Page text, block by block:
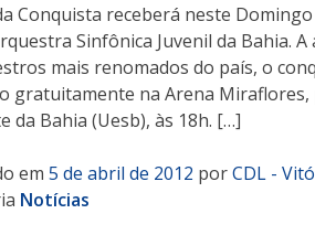
Conquista receberá neste
Sinfônica Juvenil da Bahia.
mais renomados do país, o
gratuitamente na Arena
da Bahia (Uesb), às 18h. […]
em 5 de abril de 2012 porCDL -
Notícias